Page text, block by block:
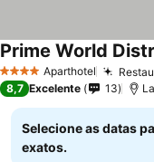
4 EstrelasAparthotel
Prime World
8,7 Excelente 13
Selecione as datas
exatos.